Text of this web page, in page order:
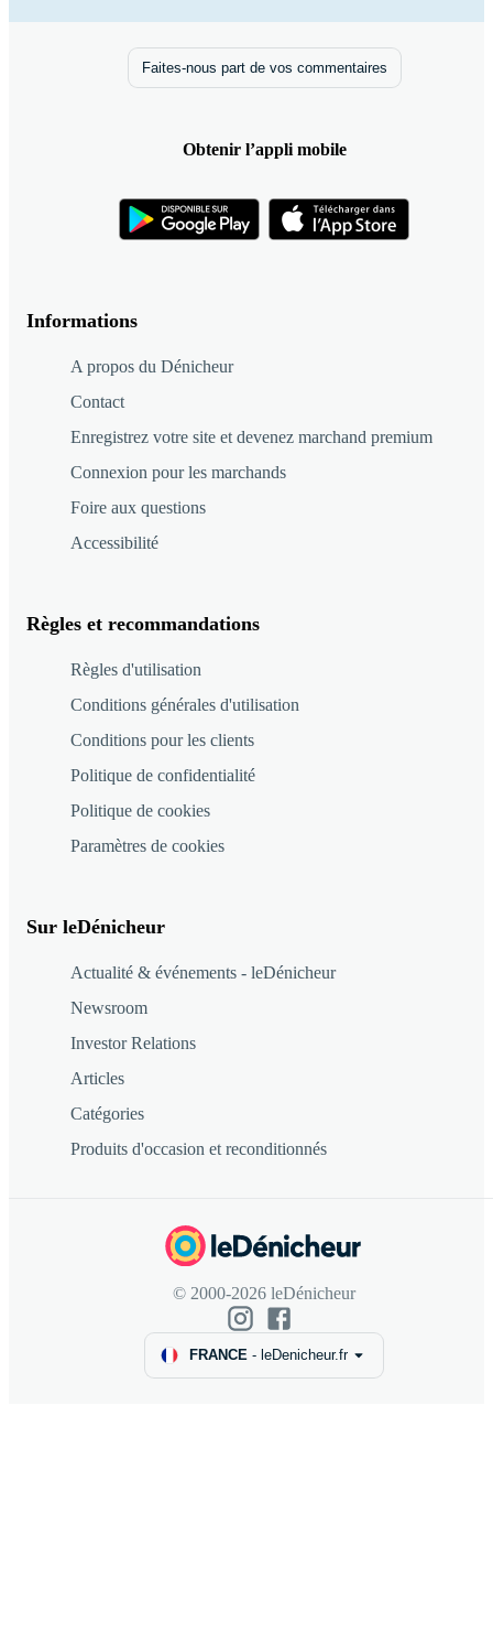
Informations
A propos du Dénicheur
Contact
Enregistrez votre site et devenez marchand premium
Connexion pour les marchands
Foire aux questions
Accessibilité
Règles et recommandations
Règles d'utilisation
Conditions générales d'utilisation
Conditions pour les clients
Politique de confidentialité
Politique de cookies
Paramètres de cookies
Sur leDénicheur
Actualité & événements - leDénicheur
Newsroom
Investor Relations
Articles
Catégories
Produits d'occasion et reconditionnés
Faites-nous part de vos commentaires
Obtenir l’appli mobile
© 2000-2026 leDénicheur
FRANCE - leDenicheur.fr